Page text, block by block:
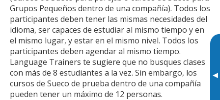
▸
Grupos Pequeños dentro de una compañía). Todos los
participantes deben tener las mismas necesidades del
idioma, ser capaces de estudiar al mismo tiempo y en
el mismo lugar, y estar en el mismo nivel. Todos los
participantes deben agendar al mismo tiempo.
Language Trainers te sugiere que no busques clases
con más de 8 estudiantes a la vez. Sin embargo, los
cursos de Sueco de prueba dentro de una compañía
pueden tener un máximo de 12 personas.